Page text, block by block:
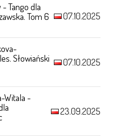
- Tango dla
Tom 6
07.10.2025
Słowiański
07.10.2025
Witala -
23.09.2025